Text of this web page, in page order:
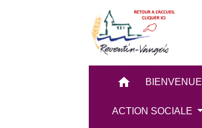
home BIENVENUE
ACTION SOCIALE